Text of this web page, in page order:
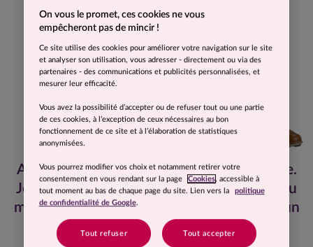
Aujourd'hui, je me sens en totale confiance.
Je suis en pleine forme du fait d'avoir perdu
mes 28 kilos. Ça change la vie. Ça change un
homme !
On vous le promet, ces cookies ne vous
empêcheront pas de mincir !
Ce site utilise des cookies pour améliorer votre navigation sur le site
et analyser son utilisation, vous adresser - directement ou via des
partenaires - des communications et publicités personnalisées, et
mesurer leur efficacité.
Vous avez la possibilité d’accepter ou de refuser tout ou une partie
de ces cookies, à l’exception de ceux nécessaires au bon
fonctionnement de ce site et à l’élaboration de statistiques
anonymisées.
Vous pourrez modifier vos choix et notamment retirer votre
consentement en vous rendant sur la page
Cookies, accessible à
tout moment au bas de chaque page du site. Lien vers la
politique
de confidentialité de Google.
Tout refuser Tout accepter